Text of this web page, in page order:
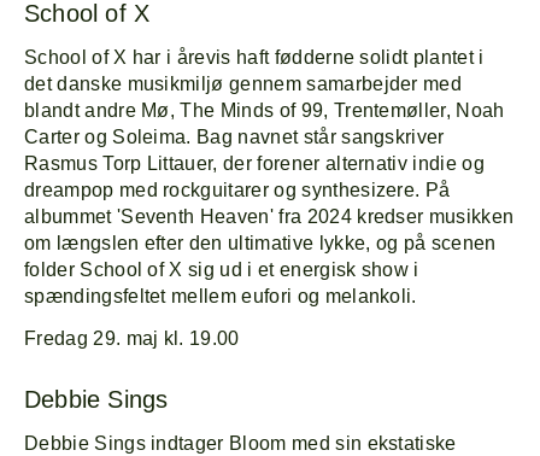
School of X
School of X har i årevis haft fødderne solidt plantet i
det danske musikmiljø gennem samarbejder med
blandt andre Mø, The Minds of 99, Trentemøller, Noah
Carter og Soleima. Bag navnet står sangskriver
Rasmus Torp Littauer, der forener alternativ indie og
dreampop med rockguitarer og synthesizere. På
albummet 'Seventh Heaven' fra 2024 kredser musikken
om længslen efter den ultimative lykke, og på scenen
folder School of X sig ud i et energisk show i
spændingsfeltet mellem eufori og melankoli.
Fredag 29. maj kl. 19.00
Debbie Sings
Debbie Sings indtager Bloom med sin ekstatiske